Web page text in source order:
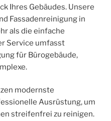
Ihres Gebäudes. Unsere
Fassadenreinigung in
als die einfache
Service umfasst
für Bürogebäude,
modernste
Ausrüstung, um
streifenfrei zu reinigen.